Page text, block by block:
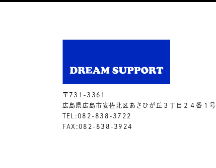
〒731-3361
広島県広島市安佐北区あさひが丘３丁目２４番１号
TEL:082-838-3722
FAX:082-838-3924